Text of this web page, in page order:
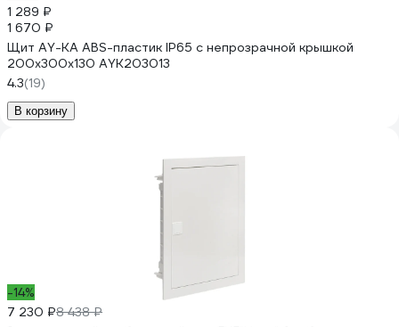
1 289 ₽
1 670 ₽
Щит AY-KA ABS-пластик IP65 с непрозрачной крышкой
200x300x130 AYK203013
4.3(19)
В корзину
-14%
7 230 ₽8 438 ₽